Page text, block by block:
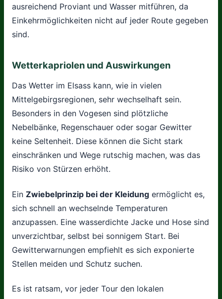
ausreichend Proviant und Wasser mitführen, da
Einkehrmöglichkeiten nicht auf jeder Route gegeben
sind.
Wetterkapriolen und Auswirkungen
Das Wetter im Elsass kann, wie in vielen
Mittelgebirgsregionen, sehr wechselhaft sein.
Besonders in den Vogesen sind plötzliche
Nebelbänke, Regenschauer oder sogar Gewitter
keine Seltenheit. Diese können die Sicht stark
einschränken und Wege rutschig machen, was das
Risiko von Stürzen erhöht.
Ein Zwiebelprinzip bei der Kleidung ermöglicht es,
sich schnell an wechselnde Temperaturen
anzupassen. Eine wasserdichte Jacke und Hose sind
unverzichtbar, selbst bei sonnigem Start. Bei
Gewitterwarnungen empfiehlt es sich exponierte
Stellen meiden und Schutz suchen.
Es ist ratsam, vor jeder Tour den lokalen